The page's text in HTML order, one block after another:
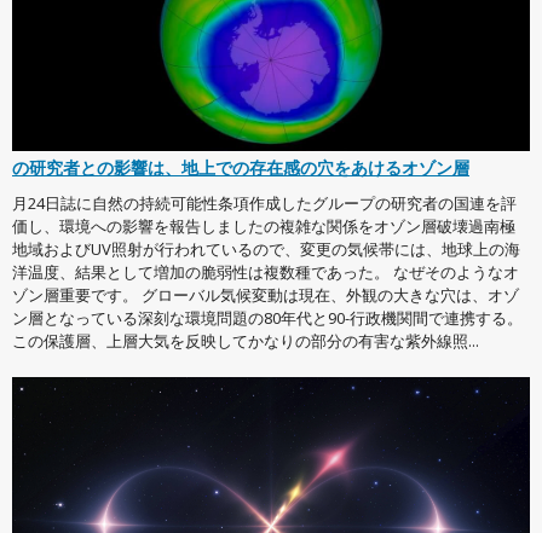
の研究者との影響は、地上での存在感の穴をあけるオゾン層
月24日誌に自然の持続可能性条項作成したグループの研究者の国連を評
価し、環境への影響を報告しましたの複雑な関係をオゾン層破壊過南極
地域およびUV照射が行われているので、変更の気候帯には、地球上の海
洋温度、結果として増加の脆弱性は複数種であった。 なぜそのようなオ
ゾン層重要です。 グローバル気候変動は現在、外観の大きな穴は、オゾ
ン層となっている深刻な環境問題の80年代と90-行政機関間で連携する。
この保護層、上層大気を反映してかなりの部分の有害な紫外線照...